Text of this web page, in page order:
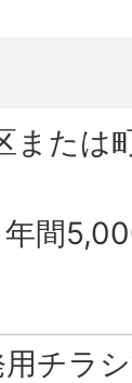
または
間
チラ